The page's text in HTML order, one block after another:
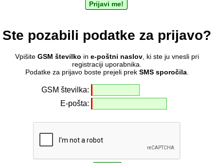
Ste pozabili podatke za prijavo?
Vpišite GSM številko in e-poštni naslov, ki ste ju vnesli pri
registraciji uporabnika.
Podatke za prijavo boste prejeli prek SMS sporočila.
GSM številka:
E-pošta: